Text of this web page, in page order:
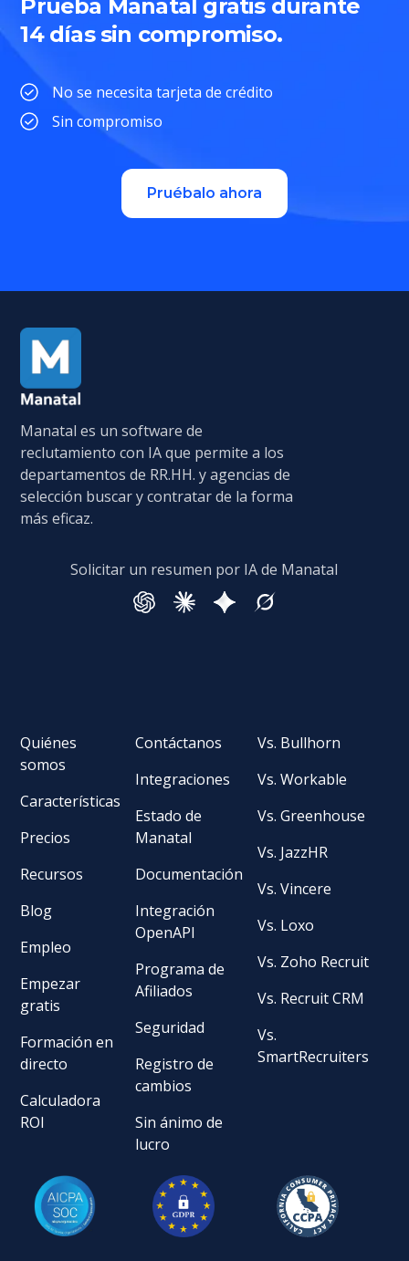
Prueba Manatal gratis durante
14 días sin compromiso.
No se necesita tarjeta de crédito
Sin compromiso
Pruébalo ahora
Manatal es un software de
reclutamiento con IA que permite a los
departamentos de RR.HH. y agencias de
selección buscar y contratar de la forma
más eficaz.
Solicitar un resumen por IA de Manatal
Quiénes
somos
Características
Precios
Recursos
Blog
Empleo
Empezar
gratis
Formación en
directo
Calculadora
ROI
Contáctanos
Integraciones
Estado de
Manatal
Documentación
Integración
OpenAPI
Programa de
Afiliados
Seguridad
Registro de
cambios
Sin ánimo de
lucro
Vs. Bullhorn
Vs. Workable
Vs. Greenhouse
Vs. JazzHR
Vs. Vincere
Vs. Loxo
Vs. Zoho Recruit
Vs. Recruit CRM
Vs.
SmartRecruiters